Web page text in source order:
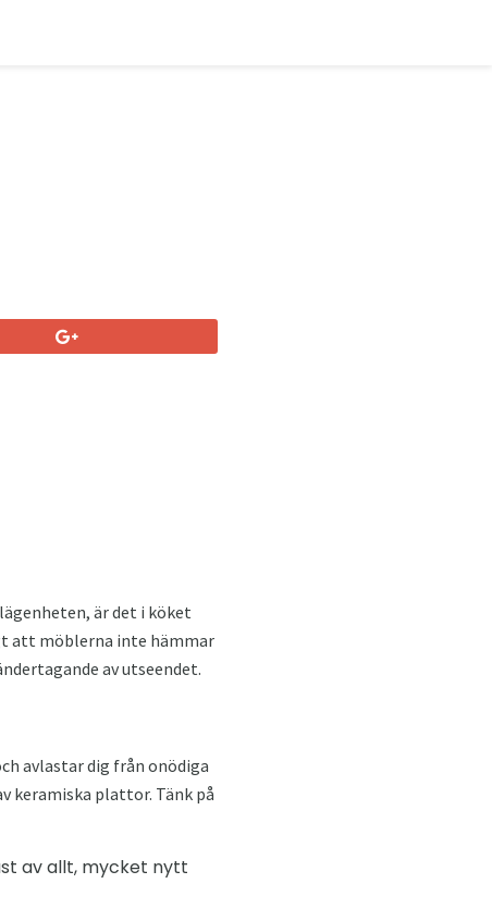
är det i köket
att möblerna inte hämmar
av utseendet.
avlastar dig från onödiga
keramiska plattor. Tänk på
av allt, mycket nytt